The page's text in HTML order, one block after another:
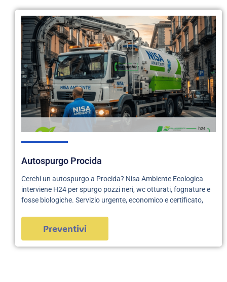
Autospurgo Procida
Cerchi un autospurgo a Procida? Nisa Ambiente Ecologica
interviene H24 per spurgo pozzi neri, wc otturati, fognature e
fosse biologiche. Servizio urgente, economico e certificato,
Preventivi